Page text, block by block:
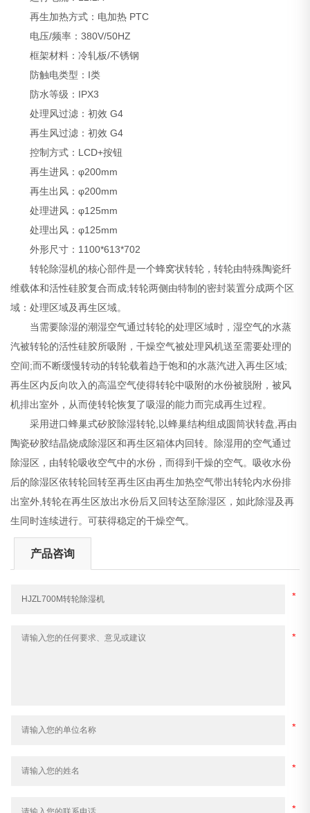
再生加热方式：电加热 PTC
电压/频率：380V/50HZ
框架材料：冷轧板/不锈钢
防触电类型：I类
防水等级：IPX3
处理风过滤：初效 G4
再生风过滤：初效 G4
控制方式：LCD+按钮
再生进风：φ200mm
再生出风：φ200mm
处理进风：φ125mm
处理出风：φ125mm
外形尺寸：1100*613*702
转轮除湿机的核心部件是一个蜂窝状转轮，转轮由特殊陶瓷纤
维载体和活性硅胶复合而成;转轮两侧由特制的密封装置分成两个区
域：处理区域及再生区域。
当需要除湿的潮湿空气通过转轮的处理区域时，湿空气的水蒸
汽被转轮的活性硅胶所吸附，干燥空气被处理风机送至需要处理的
空间;而不断缓慢转动的转轮载着趋于饱和的水蒸汽进入再生区域;
再生区内反向吹入的高温空气使得转轮中吸附的水份被脱附，被风
机排出室外，从而使转轮恢复了吸湿的能力而完成再生过程。
采用进口蜂巢式矽胶除湿转轮,以蜂巢结构组成圆筒状转盘,再由
陶瓷矽胶结晶烧成除湿区和再生区箱体内回转。除湿用的空气通过
除湿区，由转轮吸收空气中的水份，而得到干燥的空气。吸收水份
后的除湿区依转轮回转至再生区由再生加热空气带出转轮内水份排
出室外,转轮在再生区放出水份后又回转达至除湿区，如此除湿及再
生同时连续进行。可获得稳定的干燥空气。
产品咨询